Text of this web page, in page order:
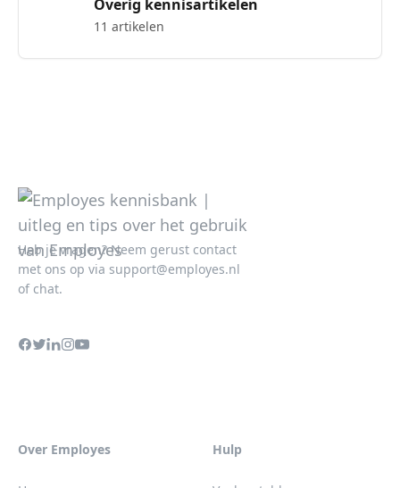
Overig kennisartikelen
11 artikelen
Heb je vragen? Neem gerust contact
met ons op via support@employes.nl
of chat.
Over Employes Hulp